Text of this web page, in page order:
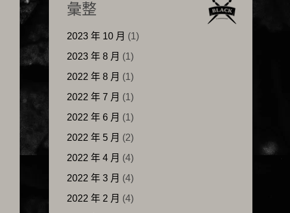
彙整
2023 年 10 月 (1)
2023 年 8 月 (1)
2022 年 8 月 (1)
2022 年 7 月 (1)
2022 年 6 月 (1)
2022 年 5 月 (2)
2022 年 4 月 (4)
2022 年 3 月 (4)
2022 年 2 月 (4)